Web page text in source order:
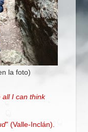
la foto)
all I can think
" (Valle-Inclán)